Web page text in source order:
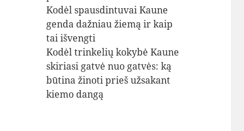
Kodėl spausdintuvai Kaune
genda dažniau žiemą ir kaip
tai išvengti
Kodėl trinkelių kokybė Kaune
skiriasi gatvė nuo gatvės: ką
būtina žinoti prieš užsakant
kiemo dangą